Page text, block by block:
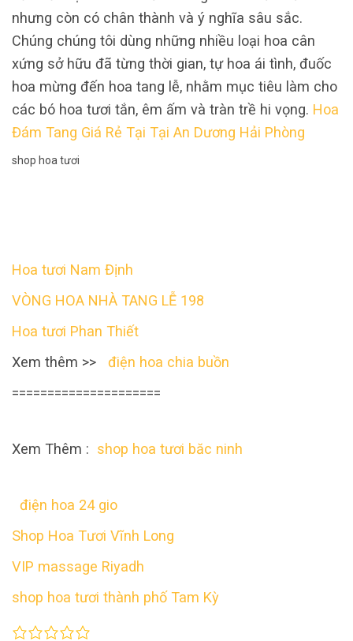
nhưng còn có chân thành và ý nghĩa sâu sắc.
Chúng chúng tôi dùng những nhiều loại hoa cân
xứng sở hữu đã từng thời gian, tự hoa ái tình, đuốc
hoa mừng đến hoa tang lễ, nhằm mục tiêu làm cho
các bó hoa tươi tắn, êm ấm và tràn trề hi vọng. Hoa
Đám Tang Giá Rẻ Tại Tại An Dương Hải Phòng
shop hoa tươi
Hoa tươi Nam Định
VÒNG HOA NHÀ TANG LỄ 198
Hoa tươi Phan Thiết
Xem thêm >>
điện hoa chia buồn
=====================
Xem Thêm : shop hoa tươi băc ninh
điện hoa 24 gio
Shop Hoa Tươi Vĩnh Long
VIP massage Riyadh
shop hoa tươi thành phố Tam Kỳ